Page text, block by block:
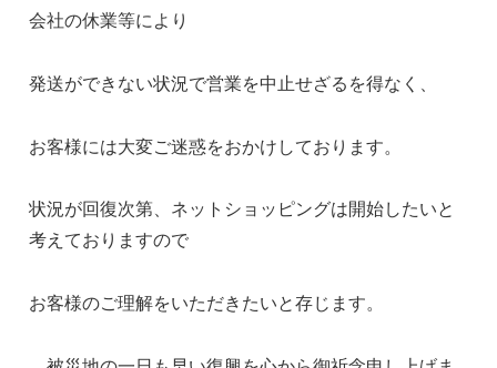
会社の休業等により
発送ができない状況で営業を中止せざるを得なく、
お客様には大変ご迷惑をおかけしております。
状況が回復次第、ネットショッピングは開始したいと
考えておりますので
お客様のご理解をいただきたいと存じます。